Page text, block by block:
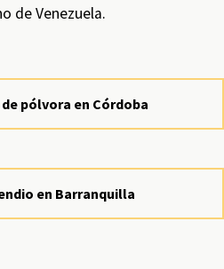
de Venezuela.
pólvora en Córdoba
en Barranquilla